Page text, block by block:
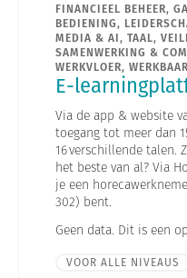
FINANCIEEL BEHEER,
BEDIENING,
MEDIA & AI, TAAL,
SAMENWERKING &
WERKVLOER,
E-
Via de app & website
toegang tot meer dan
16 verschillende talen.
het beste van al? Via
je een
302) bent.
Geen data. Dit is een
VOOR ALLE NIVEAUS